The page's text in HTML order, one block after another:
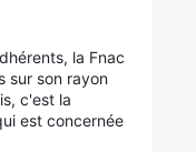
la Fnac
sur son rayon
c'est la
est concernée